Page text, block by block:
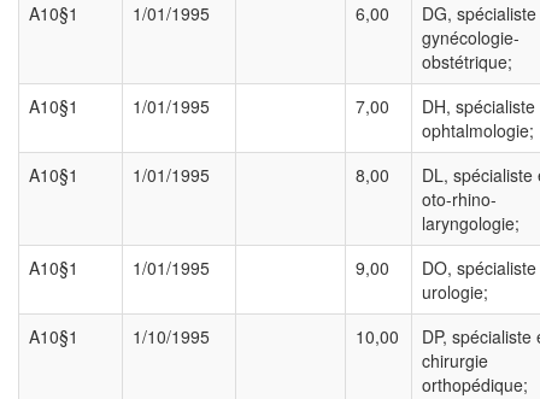
A10§1
1/01/1995 6,00
DG,
gynécologie-
obstétrique;
A10§1
1/01/1995 7,00
DH, spécialiste
ophtalmologie;
A10§1
1/01/1995 8,00
DL, spécialiste
oto-rhino-
laryngologie;
A10§1
1/01/1995 9,00
DO,
urologie;
A10§1
1/10/1995 10,00
DP, spécialiste
chirurgie
orthopédique;